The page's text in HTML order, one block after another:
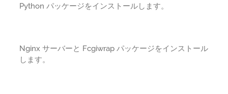
Python パッケージをインストールします。
Nginx サーバーと Fcgiwrap パッケージをインストール
します。